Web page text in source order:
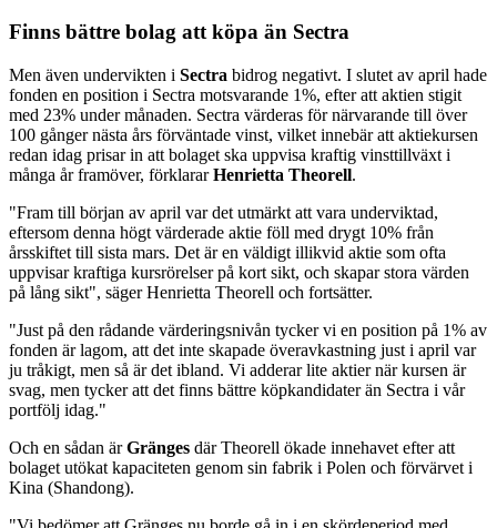
Finns bättre bolag att köpa än Sectra
Men även undervikten i Sectra bidrog negativt. I slutet av april hade
fonden en position i Sectra motsvarande 1%, efter att aktien stigit
med 23% under månaden. Sectra värderas för närvarande till över
100 gånger nästa års förväntade vinst, vilket innebär att aktiekursen
redan idag prisar in att bolaget ska uppvisa kraftig vinsttillväxt i
många år framöver, förklararHenrietta Theorell.
"Fram till början av april var det utmärkt att vara underviktad,
eftersom denna högt värderade aktie föll med drygt 10% från
årsskiftet till sista mars. Det är en väldigt illikvid aktie som ofta
uppvisar kraftiga kursrörelser på kort sikt, och skapar stora värden
på lång sikt", säger Henrietta Theorell och fortsätter.
"Just på den rådande värderingsnivån tycker vi en position på 1% av
fonden är lagom, att det inte skapade överavkastning just i april var
ju tråkigt, men så är det ibland. Vi adderar lite aktier när kursen är
svag, men tycker att det finns bättre köpkandidater än Sectra i vår
portfölj idag."
Och en sådan ärGränges där Theorell ökade innehavet efter att
bolaget utökat kapaciteten genom sin fabrik i Polen och förvärvet i
Kina (Shandong).